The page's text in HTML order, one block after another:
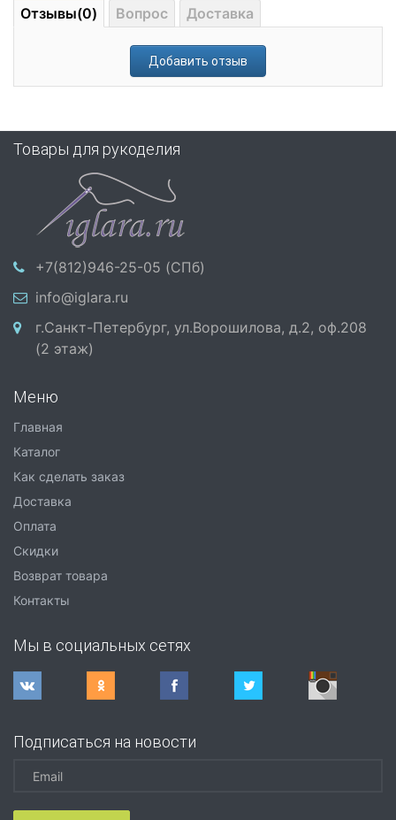
Отзывы(0) Вопрос Доставка
Добавить отзыв
Товары для рукоделия
+7(812)946-25-05 (СПб)
info@iglara.ru
г.Санкт-Петербург, ул.Ворошилова, д.2, оф.208
(2 этаж)
Меню
Главная
Каталог
Как сделать заказ
Доставка
Оплата
Скидки
Возврат товара
Контакты
Мы в социальных сетях
Подписаться на новости